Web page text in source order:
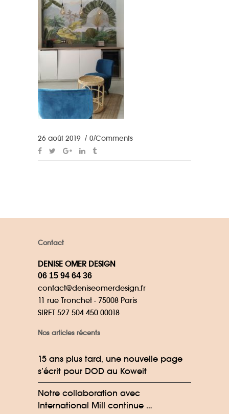
26 août 2019 0 Comments
Contact
DENISE OMER DESIGN
06 15 94 64 36
contact@deniseomerdesign.fr
11 rue Tronchet - 75008 Paris
SIRET 527 504 450 00018
Nos articles récents
15 ans plus tard, une nouvelle page
s’écrit pour DOD au Koweit
Notre collaboration avec
International Mill continue …